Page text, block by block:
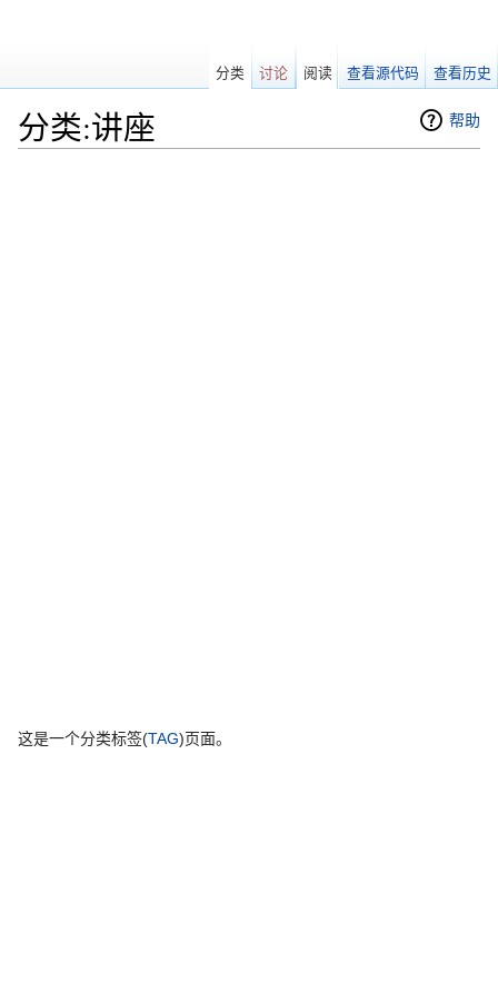
帮助
分类:讲座
这是一个分类标签(TAG)页面。
分类 讨论 阅读 查看源代码 查看历史